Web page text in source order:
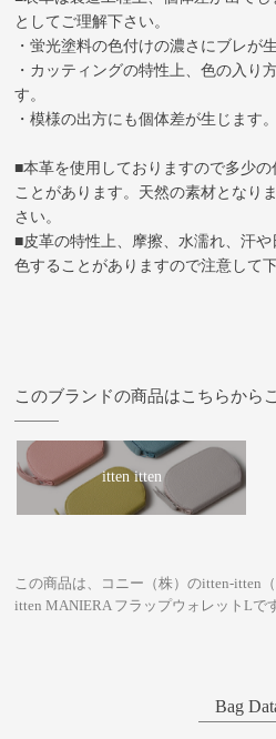
としてご理解下さい。
・蛍光塗料の色付けの濃さにブレが
・カッティングの特性上、色の入り
す。
・模様の出方にも個体差が生じます。
■本革を使用しておりますので多少
ことがあります。天然の素材となり
さい。
■皮革の特性上、摩擦、水濡れ、汗
色することがありますので注意して下
このブランドの商品はこちらから
itten itten
この商品は、コニー（株）のitten-itten
itten MANIERA フラップウォレットLで
Bag